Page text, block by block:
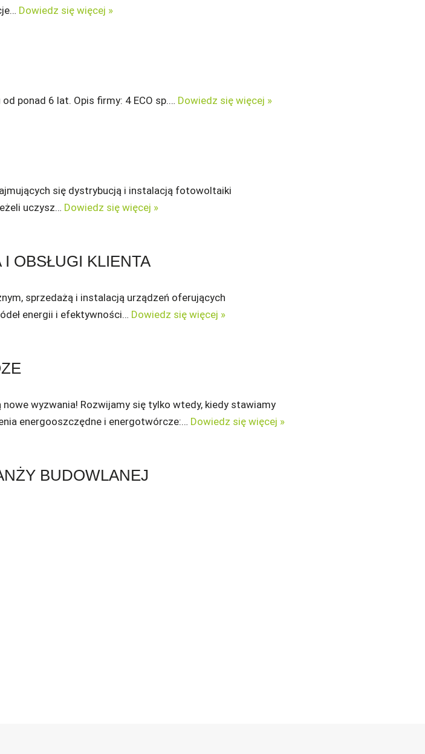
Dowiedz się więcej »
od ponad 6 lat. Opis firmy: 4 ECO sp.… Dowiedz się więcej »
się dystrybucją i instalacją fotowoltaiki
uczysz… Dowiedz się więcej »
OBSŁUGI KLIENTA
sprzedażą i instalacją urządzeń oferujących
energii i efektywności… Dowiedz się więcej »
wyzwania! Rozwijamy się tylko wtedy, kiedy stawiamy
energooszczędne i energotwórcze:… Dowiedz się więcej »
BUDOWLANEJ